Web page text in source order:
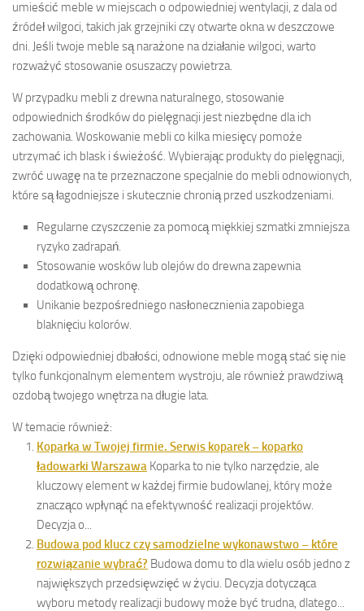
umieścić meble w miejscach o odpowiedniej wentylacji, z dala od
źródeł wilgoci, takich jak grzejniki czy otwarte okna w deszczowe
dni. Jeśli twoje meble są narażone na działanie wilgoci, warto
rozważyć stosowanie osuszaczy powietrza.
W przypadku mebli z drewna naturalnego, stosowanie
odpowiednich środków do pielęgnacji jest niezbędne dla ich
zachowania. Woskowanie mebli co kilka miesięcy pomoże
utrzymać ich blask i świeżość. Wybierając produkty do pielęgnacji,
zwróć uwagę na te przeznaczone specjalnie do mebli odnowionych,
które są łagodniejsze i skutecznie chronią przed uszkodzeniami.
Regularne czyszczenie za pomocą miękkiej szmatki zmniejsza
ryzyko zadrapań.
Stosowanie wosków lub olejów do drewna zapewnia
dodatkową ochronę.
Unikanie bezpośredniego nasłonecznienia zapobiega
blaknięciu kolorów.
Dzięki odpowiedniej dbałości, odnowione meble mogą stać się nie
tylko funkcjonalnym elementem wystroju, ale również prawdziwą
ozdobą twojego wnętrza na długie lata.
W temacie również:
Koparka w Twojej firmie. Serwis koparek – koparko
ładowarki Warszawa Koparka to nie tylko narzędzie, ale
kluczowy element w każdej firmie budowlanej, który może
znacząco wpłynąć na efektywność realizacji projektów.
Decyzja o...
Budowa pod klucz czy samodzielne wykonawstwo – które
rozwiązanie wybrać? Budowa domu to dla wielu osób jedno z
największych przedsięwzięć w życiu. Decyzja dotycząca
wyboru metody realizacji budowy może być trudna, dlatego...